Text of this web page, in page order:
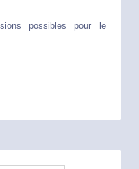
possibles pour le